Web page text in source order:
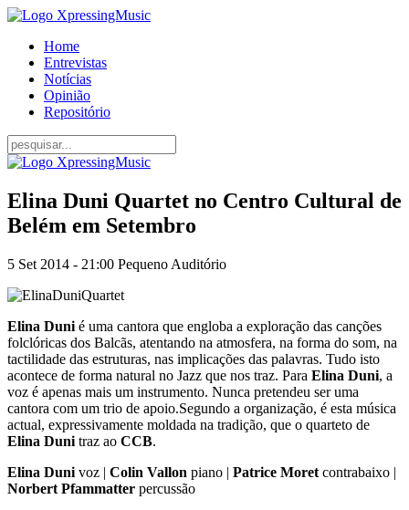
Home
Entrevistas
Notícias
Opinião
Repositório
Elina Duni Quartet no Centro Cultural de
Belém em Setembro
5 Set 2014 - 21:00 Pequeno Auditório
Elina Duni é uma cantora que engloba a exploração das canções
folclóricas dos Balcãs, atentando na atmosfera, na forma do som, na
tactilidade das estruturas, nas implicações das palavras. Tudo isto
acontece de forma natural no Jazz que nos traz. Para Elina Duni, a
voz é apenas mais um instrumento. Nunca pretendeu ser uma
cantora com um trio de apoio.Segundo a organização, é esta música
actual, expressivamente moldada na tradição, que o quarteto de
Elina Duni traz ao CCB.
Elina Duni voz | Colin Vallon piano | Patrice Moret contrabaixo |
Norbert Pfammatter percussão